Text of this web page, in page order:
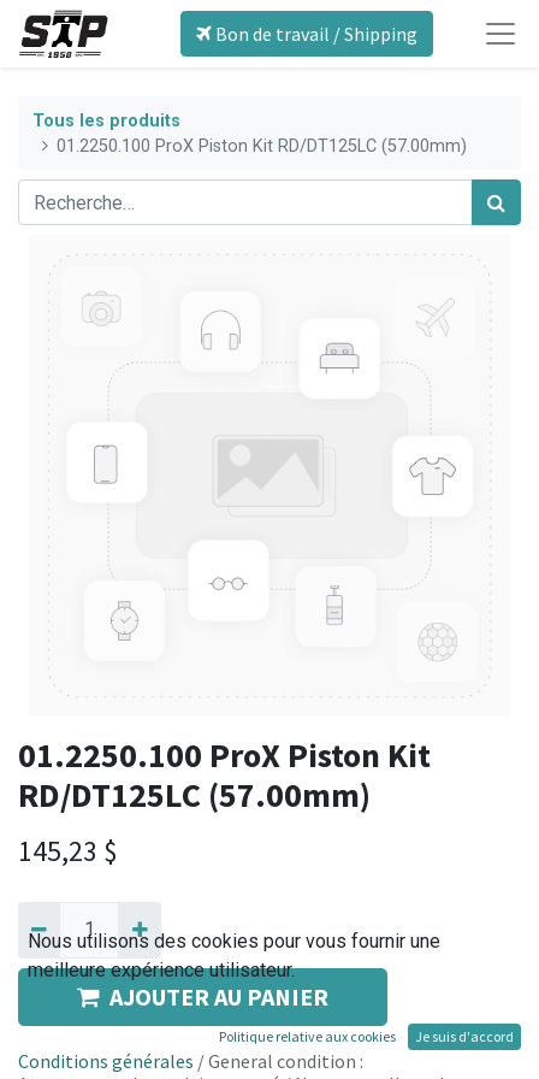
Bon de travail / Shipping
Tous les produits
01.2250.100 ProX Piston Kit RD/DT125LC (57.00mm)
01.2250.100 ProX Piston Kit
RD/DT125LC (57.00mm)
145,23 $
AJOUTER AU PANIER
Conditions générales / General condition :
Nous utilisons des cookies pour vous fournir une
meilleure expérience utilisateur.
Politique relative aux cookies Je suis d'accord